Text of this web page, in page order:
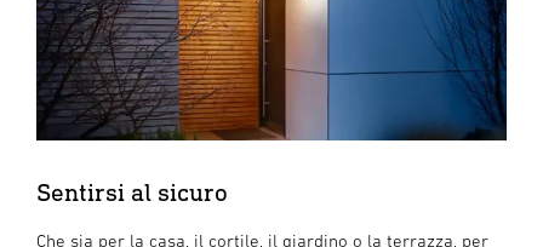
Sentirsi al sicuro
Che sia per la casa, il cortile, il giardino o la terrazza, per